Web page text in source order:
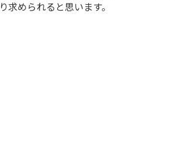
り求められると思います。